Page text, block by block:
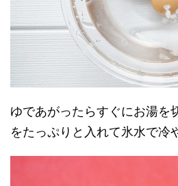
ゆであがったらすぐにお湯を
をたっぷりと入れて氷水で冷